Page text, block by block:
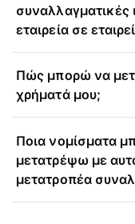
συναλλαγματικές
εταιρεία σε
Πώς μπορώ να
χρήματά μου;
Ποια νομίσματα
μετατρέψω με
μετατροπέα